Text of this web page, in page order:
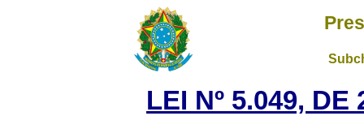
LEI Nº 5.049, DE